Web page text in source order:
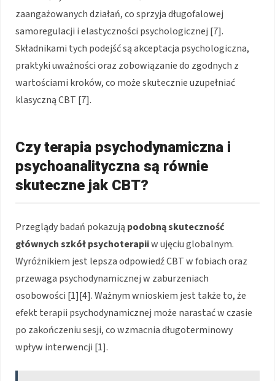
zaangażowanych działań, co sprzyja długofalowej
samoregulacji i elastyczności psychologicznej [7].
Składnikami tych podejść są akceptacja psychologiczna,
praktyki uważności oraz zobowiązanie do zgodnych z
wartościami kroków, co może skutecznie uzupełniać
klasyczną CBT [7].
Czy terapia psychodynamiczna i
psychoanalityczna są równie
skuteczne jak CBT?
Przeglądy badań pokazują podobną skuteczność
głównych szkół psychoterapiiw ujęciu globalnym.
Wyróżnikiem jest lepsza odpowiedź CBT w fobiach oraz
przewaga psychodynamicznej w zaburzeniach
osobowości [1][4]. Ważnym wnioskiem jest także to, że
efekt terapii psychodynamicznej może narastać w czasie
po zakończeniu sesji, co wzmacnia długoterminowy
wpływ interwencji [1].